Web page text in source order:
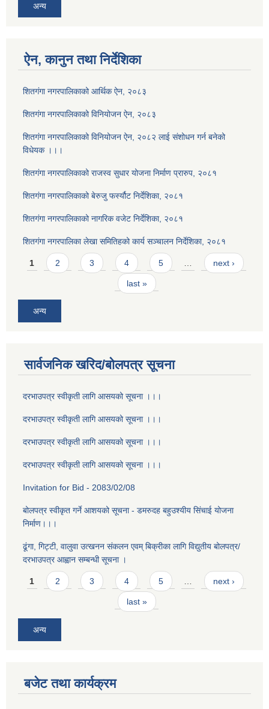
अन्य
ऐन, कानुन तथा निर्देशिका
शितगंगा नगरपालिकाको आर्थिक ऐन, २०८३
शितगंगा नगरपालिकाको विनियोजन ऐन, २०८३
शितगंगा नगरपालिकाको विनियोजन ऐन, २०८२ लाई संशोधन गर्न बनेको
विधेयक ।।।
शितगंगा नगरपालिकाको राजस्व सुधार योजना निर्माण प्रारुप, २०८१
शितगंगा नगरपालिकाको बेरुजु फर्स्यौट निर्देशिका, २०८१
शितगंगा नगरपालिकाको नागरिक वजेट निर्देशिका, २०८१
शितगंगा नगरपालिका लेखा समितिहको कार्य सञ्चालन निर्देशिका, २०८१
Pages
1 2 3 4 5 next ›
last »
अन्य
सार्वजनिक खरिद/बोलपत्र सूचना
दरभाउपत्र स्वीकृती लागि आसयको सूचना ।।।
दरभाउपत्र स्वीकृती लागि आसयको सूचना ।।।
दरभाउपत्र स्वीकृती लागि आसयको सूचना ।।।
दरभाउपत्र स्वीकृती लागि आसयको सूचना ।।।
Invitation for Bid - 2083/02/08
बोलपत्र स्वीकृत गर्ने आशयको सूचना - डमरुदह बहुउश्यीय सिंचाई योजना
निर्माण।।।
ढूंगा, गिट्टी, वालुवा उत्खनन संकलन एवम् बिक्रीका लागि विद्युतीय बोलपत्र/
दरभाउपत्र आह्वान सम्बन्धी सूचना ।
Pages
1 2 3 4 5 … next ›
last »
अन्य
बजेट तथा कार्यक्रम